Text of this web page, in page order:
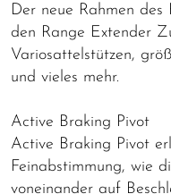
Der neue Rahmen
den Range Extender
Variosattelstützen,
und vieles mehr.
Active Braking Pivot
Active Braking Pivot
Feinabstimmung, wie
voneinander auf